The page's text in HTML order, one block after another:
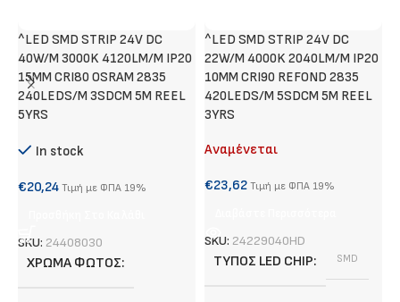
^LED SMD STRIP 24V DC
40W/M 3000K 4120LM/M IP20
15MM CRI80 OSRAM 2835
240LEDS/M 3SDCM 5M REEL
5YRS
In stock
€20,24 Τιμή με ΦΠΑ 19%
SKU: 24408030
ΧΡΏΜΑ ΦΩΤΌΣ
^LED SMD STRIP 24V DC
22W/M 4000K 2040LM/M IP20
10MM CRI90 REFOND 2835
420LEDS/M 5SDCM 5M REEL
3YRS
Αναμένεται
€23,62 Τιμή με ΦΠΑ 19%
SKU: 24229040HD
ΤΎΠΟΣ LED CHIP SMD